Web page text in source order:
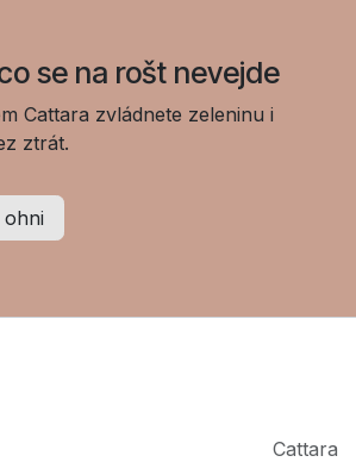
se na rošt nevejde
Cattara zvládnete zeleninu i
ztrát.
Cattara